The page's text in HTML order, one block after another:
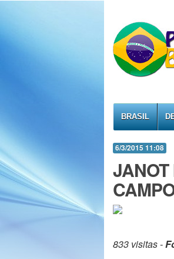
BRASIL
6/3/2015 11:08
833 visitas -